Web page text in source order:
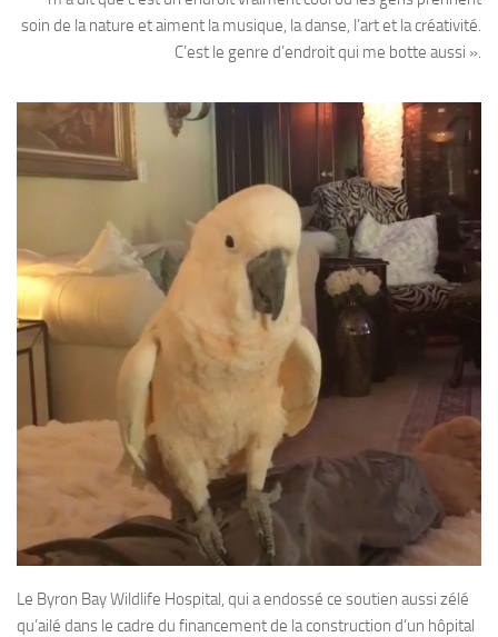
soin de la nature et aiment la musique, la danse, l’art et la créativité.
C’est le genre d’endroit qui me botte aussi ».
Le Byron Bay Wildlife Hospital, qui a endossé ce soutien aussi zélé
qu’ailé dans le cadre du financement de la construction d’un hôpital